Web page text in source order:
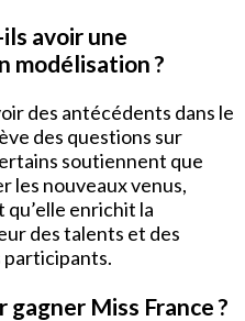
avoir une
modélisation ?
des antécédents dans le
des questions sur
soutiennent que
les nouveaux venus,
enrichit la
des talents et des
participants.
Miss France ?